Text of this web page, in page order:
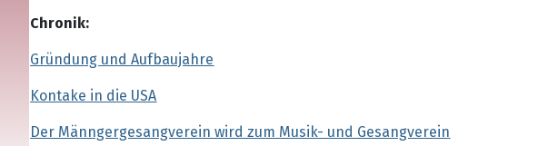
Chronik:
Gründung und Aufbaujahre
Kontake in die USA
Der Männgergesangverein wird zum Musik- und Gesangverein